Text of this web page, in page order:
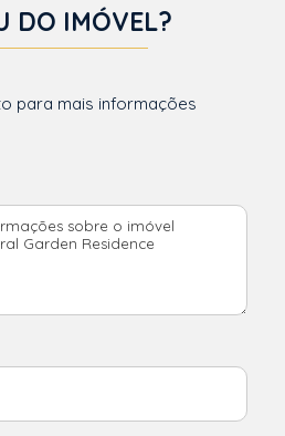
DO IMÓVEL?
para mais informações